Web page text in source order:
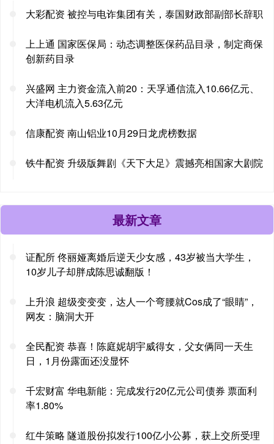
大彩配资 被控与电诈集团有关，泰国财政部副部长辞职
上上通 国家医保局：动态调整医保药品目录，制定商保
创新药目录
兴盛网 主力资金流入前20：天孚通信流入10.66亿元、
大洋电机流入5.63亿元
信康配资 南山铝业10月29日龙虎榜数据
铁牛配资 升级版舞剧《天下大足》震撼亮相国家大剧院
最新文章
证配所 佟丽娅离婚后逆天少女感，43岁被当大学生，
10岁儿子却胖成陈思诚翻版！
上升浪 超级变变变，达人一个弯腰就Cos成了“眼睛”，
网友：脑洞大开
全民配资 恭喜！陈庭妮胡宇威得女，父女俩同一天生
日，1月份露面还没显怀
千宏财富 华电新能：完成发行20亿元公司债券 票面利
率1.80%
红牛策略 隧道股份拟发行100亿小公募，获上交所受理